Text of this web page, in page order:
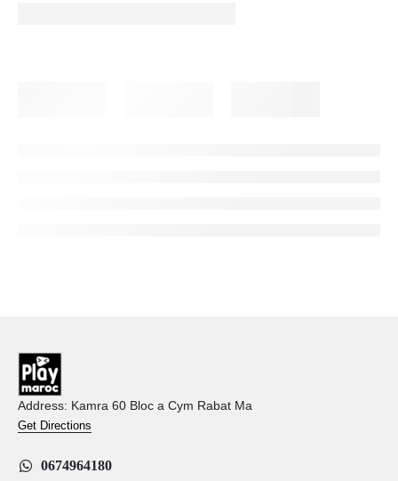
Address: Kamra 60 Bloc a Cym Rabat Ma
Get Directions
0674964180